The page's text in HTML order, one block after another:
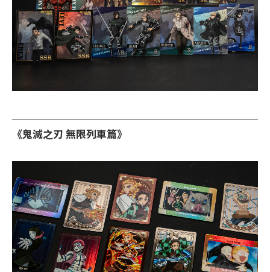
《鬼滅之刃 無限列車篇》